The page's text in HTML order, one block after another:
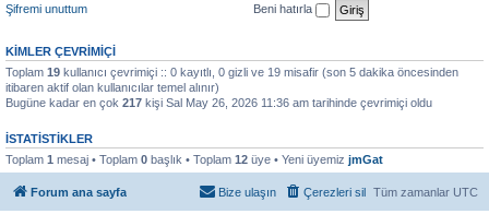
Şifremi unuttum
Beni hatırla
KIMLER ÇEVRIMIÇI
Toplam 19 kullanıcı çevrimiçi :: 0 kayıtlı, 0 gizli ve 19 misafir (son 5 dakika öncesinden
itibaren aktif olan kullanıcılar temel alınır)
Bugüne kadar en çok 217 kişi Sal May 26, 2026 11:36 am tarihinde çevrimiçi oldu
İSTATISTIKLER
Toplam 1 mesaj • Toplam 0 başlık • Toplam 12 üye • Yeni üyemiz jmGat
Forum ana sayfa Tüm zamanlar UTC
Çerezleri sil
Bize ulaşın